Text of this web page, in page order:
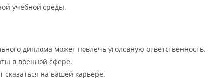
учебной среды.
диплома может повлечь уголовную ответственность.
в военной сфере.
сказаться на вашей карьере.